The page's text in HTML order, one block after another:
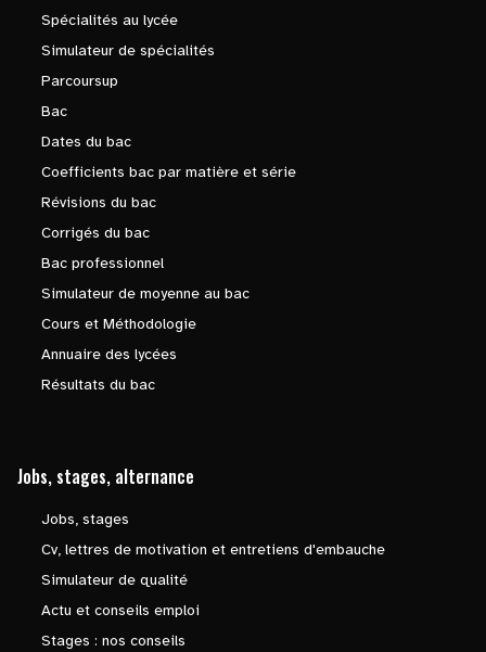
Spécialités au lycée
Simulateur de spécialités
Parcoursup
Bac
Dates du bac
Coefficients bac par matière et série
Révisions du bac
Corrigés du bac
Bac professionnel
Simulateur de moyenne au bac
Cours et Méthodologie
Annuaire des lycées
Résultats du bac
Jobs, stages, alternance
Jobs, stages
Cv, lettres de motivation et entretiens d'embauche
Simulateur de qualité
Actu et conseils emploi
Stages : nos conseils